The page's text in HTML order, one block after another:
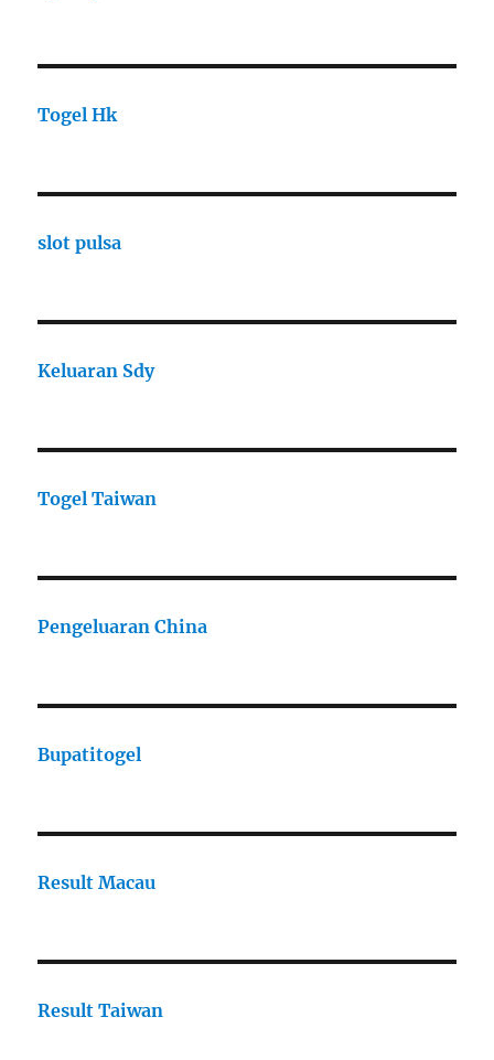
Togel Hk
slot pulsa
Keluaran Sdy
Togel Taiwan
Pengeluaran China
Bupatitogel
Result Macau
Result Taiwan